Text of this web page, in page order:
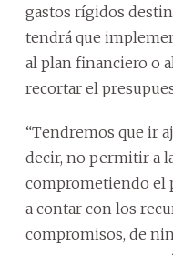
gastos rígidos
tendrá que
al plan financiero o
recortar el
“Tendremos que ir
decir, no permitir a
comprometiendo el
a contar con los
compromisos, de